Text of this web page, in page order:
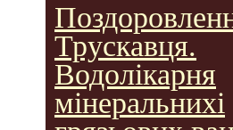
Трускавця.
Водолікарня
мінеральнихі